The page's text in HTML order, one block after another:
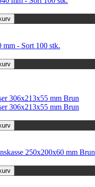
mm - Sort 100 stk.
250x200x60 mm Brun